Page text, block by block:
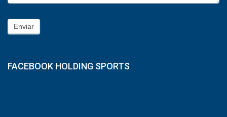
Enviar
FACEBOOK HOLDING SPORTS